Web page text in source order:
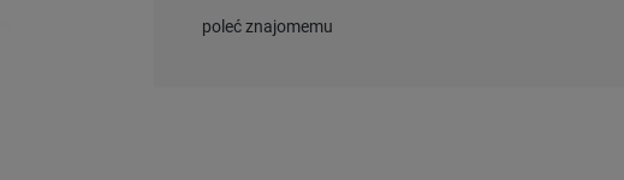
poleć znajomemu